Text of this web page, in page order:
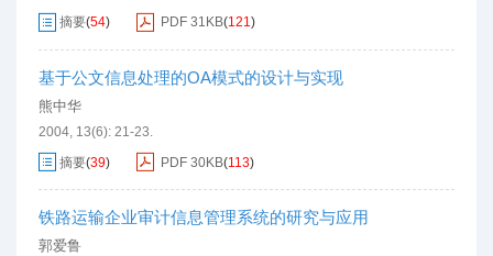
摘要(54) PDF 31KB(121 )
基于公文信息处理的OA模式的设计与实现
熊中华
2004, 13(6): 21-23.
摘要(39) PDF 30KB(113)
铁路运输企业审计信息管理系统的研究与应用
郭爱鲁